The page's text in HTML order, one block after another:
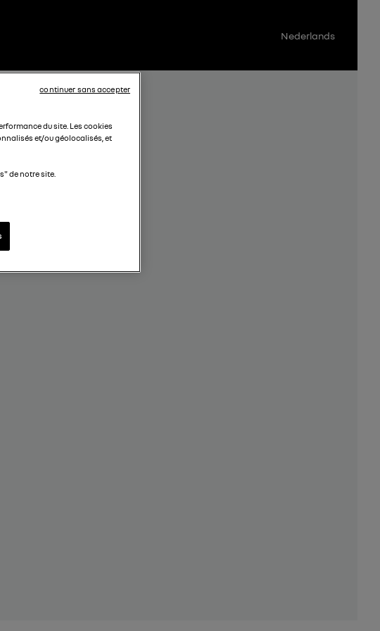
Nederlands
du site. Les cookies
et/ou géolocalisés, et
de notre site.
continuer sans accepter